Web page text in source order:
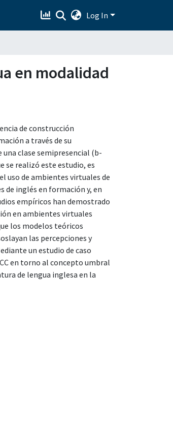
Log In
en modalidad
de construcción
a través de su
clase semipresencial (b-
se realizó este estudio, es
uso de ambientes virtuales de
de inglés en formación y, en
empíricos han demostrado
en ambientes virtuales
los modelos teóricos
las percepciones y
un estudio de caso
en torno al concepto umbral
de lengua inglesa en la